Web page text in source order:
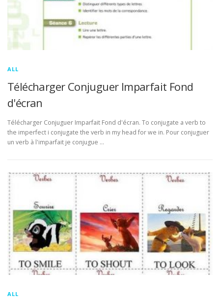
ALL
Télécharger Conjuguer Imparfait Fond
d'écran
Télécharger Conjuguer Imparfait Fond d'écran. To conjugate a verb to
the imperfect i conjugate the verb in my head for we in. Pour conjuguer
un verb à l'imparfait je conjugue …
ALL